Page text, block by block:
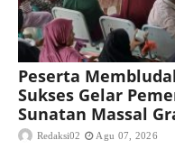
Peserta
Sukses Gelar
Sunatan Massal
Redaksi02 Agu 07, 2026